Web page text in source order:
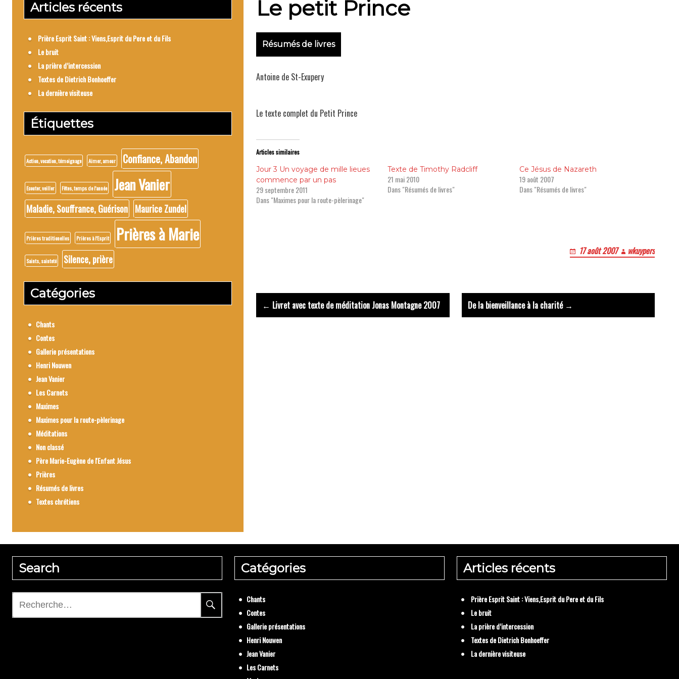
Textes chrétiens
Prière Esprit Saint : Viens,Esprit du Pere et du
Textes de Dietrich Bonhoeffer
Le petit Prince
Résumés de livres
Antoine de St-Exupery
Le texte complet du Petit Prince
Articles similaires
Jour 3 Un voyage de mille lieues
commence par un pas
29 septembre 2011
Dans "Maximes pour la route-pèlerinage"
Texte de Timothy Radcliff
21 mai 2010
Dans "Résumés de livres"
Ce Jésus de Nazareth
19 août 2007
Dans "Résumés de livres"
17 août 2007 wkuypers
Post
navigation De la bienveillance à la charité →
← Livret avec texte de méditation Jonas Montagne 2007
Articles récents
Prière Esprit Saint : Viens,Esprit du Pere et du Fils
Le bruit
La prière d’intercession
Textes de Dietrich Bonhoeffer
La dernière visiteuse
Étiquettes
Action, vocation, témoignage Aimer, amour Confiance, Abandon
Ecouter, veiller Fêtes, temps de l'année Jean Vanier
Maladie, Souffrance, Guérison Maurice Zundel
Prières traditionelles Prières à l'Esprit Prières à Marie
Saints, sainteté Silence, prière
Catégories
Chants
Contes
Gallerie présentations
Henri Nouwen
Jean Vanier
Les Carnets
Maximes
Maximes pour la route-pèlerinage
Méditations
Non classé
Père Marie-Eugène de l'Enfant Jésus
Prières
Résumés de livres
Textes chrétiens
Search
Rechercher :
Catégories
Chants
Contes
Gallerie présentations
Henri Nouwen
Jean Vanier
Les Carnets
Articles récents
Prière Esprit Saint : Viens,Esprit du Pere et du Fils
Le bruit
La prière d’intercession
Textes de Dietrich Bonhoeffer
La dernière visiteuse